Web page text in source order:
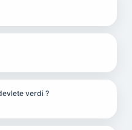
verdi ?